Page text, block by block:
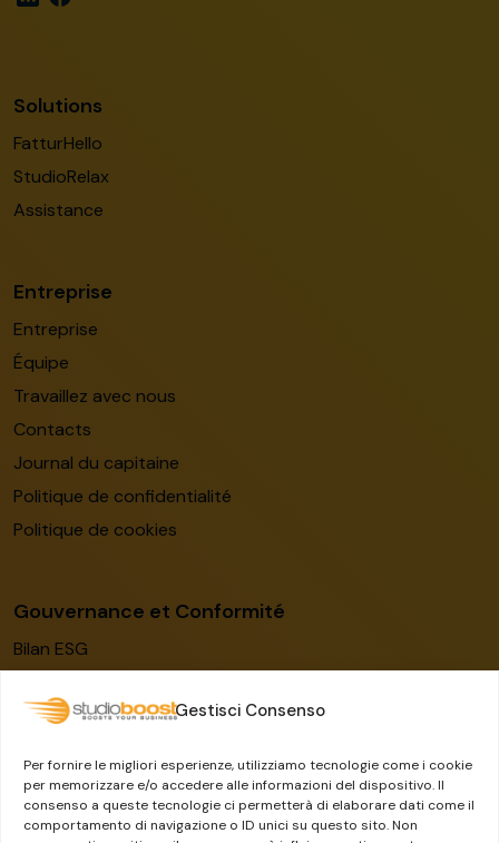
Gestisci Consenso
Per fornire le migliori esperienze, utilizziamo tecnologie come i cookie
per memorizzare e/o accedere alle informazioni del dispositivo. Il
consenso a queste tecnologie ci permetterà di elaborare dati come il
comportamento di navigazione o ID unici su questo sito. Non
Solutions
FatturHello
StudioRelax
Assistance
Entreprise
Entreprise
Équipe
Travaillez avec nous
Contacts
Journal du capitaine
Politique de confidentialité
Politique de cookies
Gouvernance et Conformité
Bilan ESG
Modèle de gestion
Lanceur d’alerte
Le groupe Dylog-Buffetti